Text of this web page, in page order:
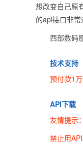
想改变自己原
的api接口非常
西部数码
技术支持
预付款1
API下载
友情提示
禁止用